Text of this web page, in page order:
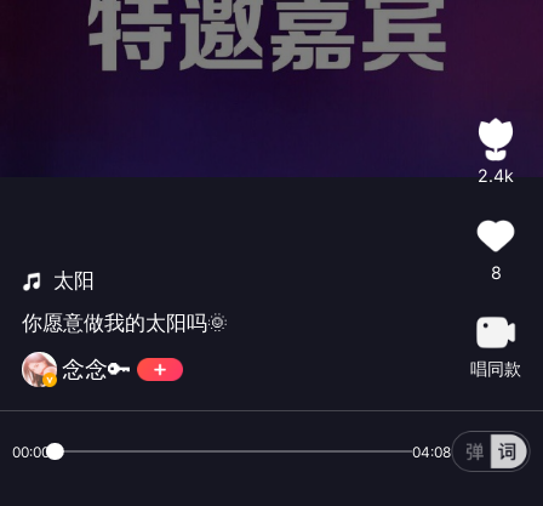
太阳
你愿意做我的太阳吗🌞
念念🔑
2.4k
8
唱同款
00:00 04:08